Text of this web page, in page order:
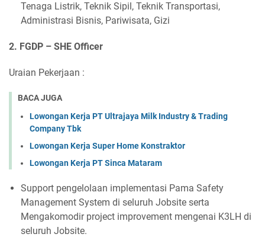
Tenaga Listrik, Teknik Sipil, Teknik Transportasi,
Administrasi Bisnis, Pariwisata, Gizi
2. FGDP – SHE Officer
Uraian Pekerjaan :
BACA JUGA
Lowongan Kerja PT Ultrajaya Milk Industry & Trading
Company Tbk
Lowongan Kerja Super Home Konstraktor
Lowongan Kerja PT Sinca Mataram
Support pengelolaan implementasi Pama Safety
Management System di seluruh Jobsite serta
Mengakomodir project improvement mengenai K3LH di
seluruh Jobsite.